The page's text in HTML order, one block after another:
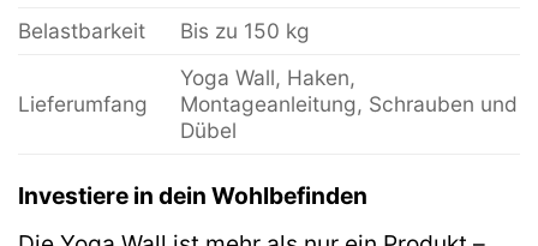
Belastbarkeit Bis zu 150 kg
Lieferumfang
Yoga Wall, Haken,
Montageanleitung, Schrauben und
Dübel
Investiere in dein Wohlbefinden